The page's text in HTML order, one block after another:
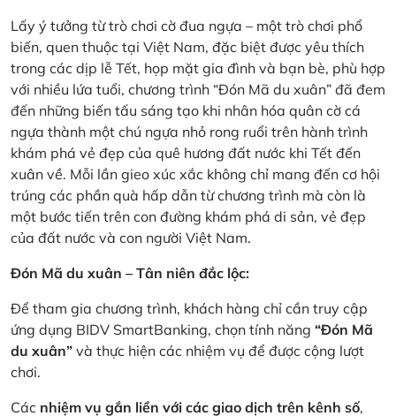
Lấy ý tưởng từ trò chơi cờ đua ngựa – một trò chơi phổ
biến, quen thuộc tại Việt Nam, đặc biệt được yêu thích
trong các dịp lễ Tết, họp mặt gia đình và bạn bè, phù hợp
với nhiều lứa tuổi, chương trình “Đón Mã du xuân” đã đem
đến những biến tấu sáng tạo khi nhân hóa quân cờ cá
ngựa thành một chú ngựa nhỏ rong ruổi trên hành trình
khám phá vẻ đẹp của quê hương đất nước khi Tết đến
xuân về. Mỗi lần gieo xúc xắc không chỉ mang đến cơ hội
trúng các phần quà hấp dẫn từ chương trình mà còn là
một bước tiến trên con đường khám phá di sản, vẻ đẹp
của đất nước và con người Việt Nam.
Đón Mã du xuân – Tân niên đắc lộc:
Để tham gia chương trình, khách hàng chỉ cần truy cập
ứng dụng BIDV SmartBanking, chọn tính năng “Đón Mã
du xuân” và thực hiện các nhiệm vụ để được cộng lượt
chơi.
Các nhiệm vụ gắn liền với các giao dịch trên kênh số,